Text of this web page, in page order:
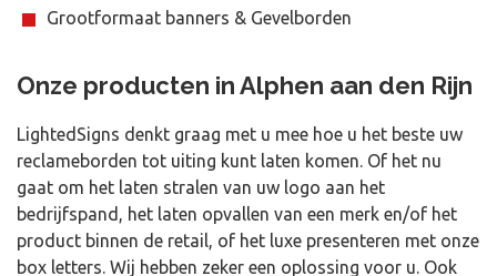
Grootformaat banners & Gevelborden
Onze producten in Alphen aan den Rijn
LightedSigns denkt graag met u mee hoe u het beste uw
reclameborden tot uiting kunt laten komen. Of het nu
gaat om het laten stralen van uw logo aan het
bedrijfspand, het laten opvallen van een merk en/of het
product binnen de retail, of het luxe presenteren met onze
box letters. Wij hebben zeker een oplossing voor u. Ook